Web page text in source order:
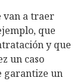
van a traer
que
y que
un caso
garantize un